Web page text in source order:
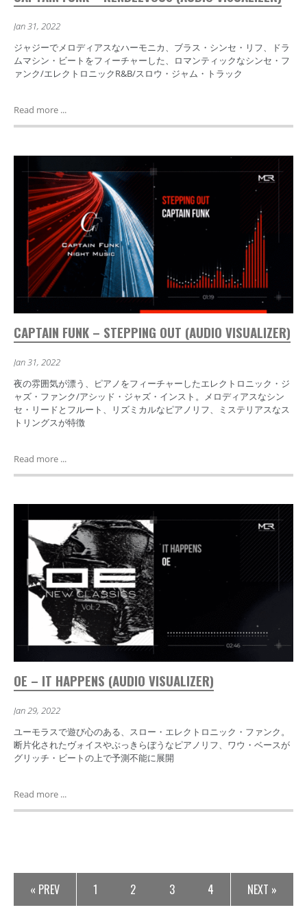
Jan 31, 2022
ジャジーでメロディアスなハーモニカ、ブラス・シンセ・リフ、ドラ
ムマシン・ビートをフィーチャーした、ロマンティックなシンセ・フ
ァンク/エレクトロニックR&B/スロウ・ジャム・トラック
Read more ...
CAPTAIN FUNK – STEPPING OUT (AUDIO VISUALIZER)
Jan 31, 2022
夜の雰囲気が漂う、ピアノをフィーチャーしたエレクトロニック・ジ
ャズ・ファンク/アシッド・ジャズ・インスト。メロディアスなシン
セ・リードとフルート、リズミカルなピアノリフ、ミステリアスなス
トリングスが特徴
Read more ...
OE – IT HAPPENS (AUDIO VISUALIZER)
Jan 29, 2022
ユーモラスで遊び心のある、スロー・エレクトロニック・ファンク。
断片化されたヴォイスやぶっきらぼうなピアノリフ、ワウ・ベースが
グリッチ・ビートの上で予測不能に展開
Read more ...
« PREV 1 2 3 4 NEXT »